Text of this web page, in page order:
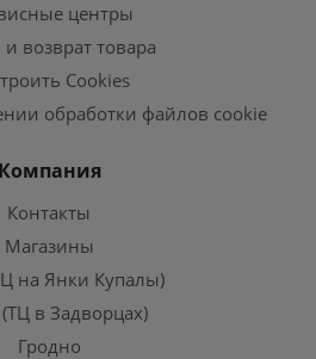
центры
возврат товара
Cookies
обработки файлов cookie
Компания
Контакты
Магазины
на Янки Купалы)
(ТЦ в Задворцах)
Гродно